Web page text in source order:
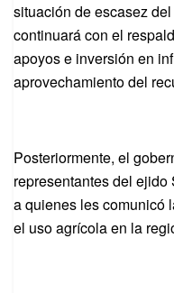
situación de escasez
continuará con el
apoyos e inversión en
aprovechamiento del
Posteriormente, el
representantes del
a quienes les comunicó
el uso agrícola en la